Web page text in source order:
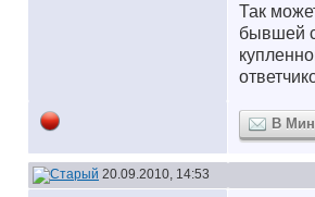
Так
бывшей
В
20.09.2010, 14:53